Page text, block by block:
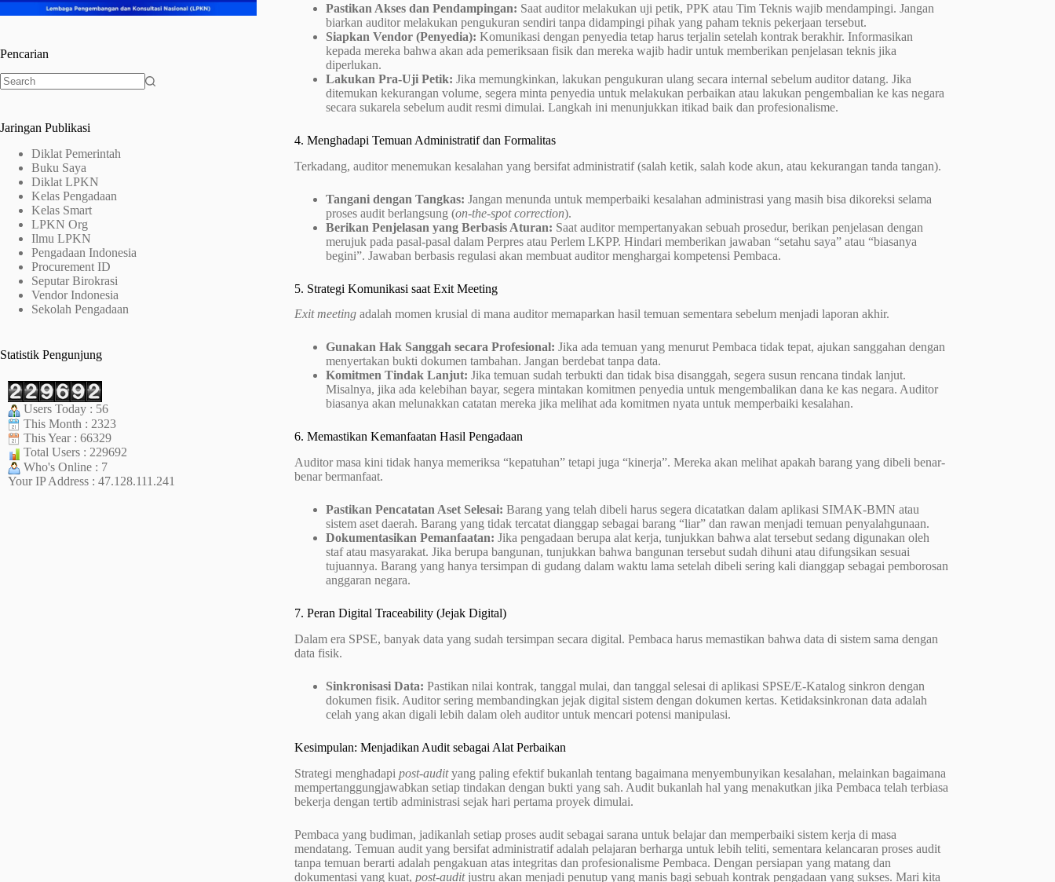
Pastikan Akses dan Pendampingan: Saat auditor melakukan uji petik, PPK atau Tim Teknis wajib mendampingi. Jangan
biarkan auditor melakukan pengukuran sendiri tanpa didampingi pihak yang paham teknis pekerjaan tersebut.
Siapkan Vendor (Penyedia): Komunikasi dengan penyedia tetap harus terjalin setelah kontrak berakhir. Informasikan
kepada mereka bahwa akan ada pemeriksaan fisik dan mereka wajib hadir untuk memberikan penjelasan teknis jika
diperlukan.
Lakukan Pra-Uji Petik: Jika memungkinkan, lakukan pengukuran ulang secara internal sebelum auditor datang. Jika
ditemukan kekurangan volume, segera minta penyedia untuk melakukan perbaikan atau lakukan pengembalian ke kas negara
secara sukarela sebelum audit resmi dimulai. Langkah ini menunjukkan itikad baik dan profesionalisme.
4. Menghadapi Temuan Administratif dan Formalitas
Terkadang, auditor menemukan kesalahan yang bersifat administratif (salah ketik, salah kode akun, atau kekurangan tanda tangan).
Tangani dengan Tangkas: Jangan menunda untuk memperbaiki kesalahan administrasi yang masih bisa dikoreksi selama
proses audit berlangsung (on-the-spot correction).
Berikan Penjelasan yang Berbasis Aturan: Saat auditor mempertanyakan sebuah prosedur, berikan penjelasan dengan
merujuk pada pasal-pasal dalam Perpres atau Perlem LKPP. Hindari memberikan jawaban “setahu saya” atau “biasanya
begini”. Jawaban berbasis regulasi akan membuat auditor menghargai kompetensi Pembaca.
5. Strategi Komunikasi saat Exit Meeting
Exit meetingadalah momen krusial di mana auditor memaparkan hasil temuan sementara sebelum menjadi laporan akhir.
Gunakan Hak Sanggah secara Profesional: Jika ada temuan yang menurut Pembaca tidak tepat, ajukan sanggahan dengan
menyertakan bukti dokumen tambahan. Jangan berdebat tanpa data.
Komitmen Tindak Lanjut: Jika temuan sudah terbukti dan tidak bisa disanggah, segera susun rencana tindak lanjut.
Misalnya, jika ada kelebihan bayar, segera mintakan komitmen penyedia untuk mengembalikan dana ke kas negara. Auditor
biasanya akan melunakkan catatan mereka jika melihat ada komitmen nyata untuk memperbaiki kesalahan.
6. Memastikan Kemanfaatan Hasil Pengadaan
Auditor masa kini tidak hanya memeriksa “kepatuhan” tetapi juga “kinerja”. Mereka akan melihat apakah barang yang dibeli benar-
benar bermanfaat.
Pastikan Pencatatan Aset Selesai: Barang yang telah dibeli harus segera dicatatkan dalam aplikasi SIMAK-BMN atau
sistem aset daerah. Barang yang tidak tercatat dianggap sebagai barang “liar” dan rawan menjadi temuan penyalahgunaan.
Dokumentasikan Pemanfaatan: Jika pengadaan berupa alat kerja, tunjukkan bahwa alat tersebut sedang digunakan oleh
staf atau masyarakat. Jika berupa bangunan, tunjukkan bahwa bangunan tersebut sudah dihuni atau difungsikan sesuai
tujuannya. Barang yang hanya tersimpan di gudang dalam waktu lama setelah dibeli sering kali dianggap sebagai pemborosan
anggaran negara.
7. Peran Digital Traceability (Jejak Digital)
Dalam era SPSE, banyak data yang sudah tersimpan secara digital. Pembaca harus memastikan bahwa data di sistem sama dengan
data fisik.
Sinkronisasi Data: Pastikan nilai kontrak, tanggal mulai, dan tanggal selesai di aplikasi SPSE/E-Katalog sinkron dengan
dokumen fisik. Auditor sering membandingkan jejak digital sistem dengan dokumen kertas. Ketidaksinkronan data adalah
celah yang akan digali lebih dalam oleh auditor untuk mencari potensi manipulasi.
Kesimpulan: Menjadikan Audit sebagai Alat Perbaikan
Strategi menghadapi post-audityang paling efektif bukanlah tentang bagaimana menyembunyikan kesalahan, melainkan bagaimana
mempertanggungjawabkan setiap tindakan dengan bukti yang sah. Audit bukanlah hal yang menakutkan jika Pembaca telah terbiasa
bekerja dengan tertib administrasi sejak hari pertama proyek dimulai.
Pembaca yang budiman, jadikanlah setiap proses audit sebagai sarana untuk belajar dan memperbaiki sistem kerja di masa
mendatang. Temuan audit yang bersifat administratif adalah pelajaran berharga untuk lebih teliti, sementara kelancaran proses audit
tanpa temuan berarti adalah pengakuan atas integritas dan profesionalisme Pembaca. Dengan persiapan yang matang dan
dokumentasi yang kuat, post-auditjustru akan menjadi penutup yang manis bagi sebuah kontrak pengadaan yang sukses. Mari kita
Pencarian
Jaringan Publikasi
Diklat Pemerintah
Buku Saya
Diklat LPKN
Kelas Pengadaan
Kelas Smart
LPKN Org
Ilmu LPKN
Pengadaan Indonesia
Procurement ID
Seputar Birokrasi
Vendor Indonesia
Sekolah Pengadaan
Statistik Pengunjung
Users Today : 56
This Month : 2323
This Year : 66329
Total Users : 229692
Who's Online : 7
Your IP Address : 47.128.111.241